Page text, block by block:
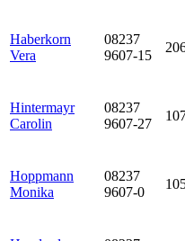
Haberkorn
Vera
08237
9607-15
Hintermayr
Carolin
08237
9607-27
Hoppmann
Monika
08237
9607-0